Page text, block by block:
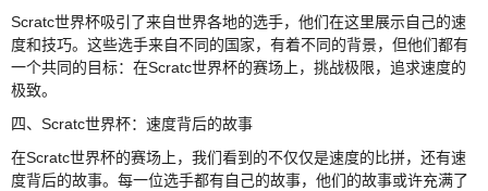
Scratc世界杯吸引了来自世界各地的选手，他们在这里展示自己的速
度和技巧。这些选手来自不同的国家，有着不同的背景，但他们都有
一个共同的目标：在Scratc世界杯的赛场上，挑战极限，追求速度的
极致。
四、Scratc世界杯：速度背后的故事
在Scratc世界杯的赛场上，我们看到的不仅仅是速度的比拼，还有速
度背后的故事。每一位选手都有自己的故事，他们的故事或许充满了